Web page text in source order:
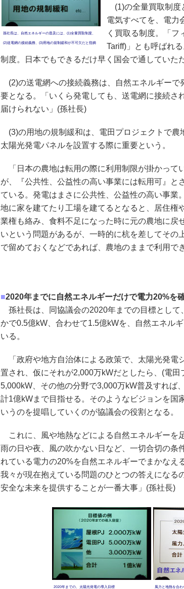
孫社長は、自然エネルギーの普及には、(1)全量買取制度、
(2)送電網の接続義務、(3)用地の規制緩和が不可欠だと指摘
(1)の全量買取制度
電気すべてを、電力
く買取る制度。「フ
Tariff)」とも呼ばれ
制度。日本でもできるだけ早く国会で通していた
(2)の送電網への接続義務は、自然エネルギーで
要となる。「いくら発電しても、送電網に接続さ
届けられない」(孫社長)
(3)の用地の規制緩和は、電田プロジェクトで農
太陽光発電パネルを設置する際に重要という。
「日本の農地は転用の際に利用制限が掛かって
が、『公共性、公益性の高い事業には転用可』と
ている。発電はまさに公共性、公益性の高い事業
地に家を建てたり工場を建てるとなると、居住権
業権も絡み、食料不足になった時に元の農地に戻
いという問題があるが、一時的に杭を差してその
で留めておくなどであれば、農地のままで利用で
■2020年までに自然エネルギーだけで電力20%を
孫社長は、同協議会の2020年までの目標として
かで0.5億kW、合わせて1.5億kWを、自然エネル
いる。
「政府や地方自治体による政策で、太陽光発電
置され、仮にそれが2,000万kWだとしたら、(電
5,000kW、その他の分野で3,000万kW普及すれば
計1億kWまで目指せる。そのようなビジョンを国
いうのを提唱していくのが協議会の役割となる。
これに、風や地熱などによる自然エネルギーを
雨の日や夜、風の吹かない日など、一切合切の条
れている電力の20%を自然エネルギーでまかなえ
我々が現在抱えている問題のひとつの答えになる
安全な未来を提供することが一番大事」(孫社長)
2020年までの、太陽光発電の導入目標 風力と地熱を合